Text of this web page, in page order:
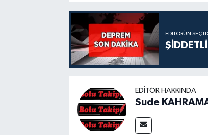
EDITÖRÜN
EDITÖR HAKKINDA
Sude